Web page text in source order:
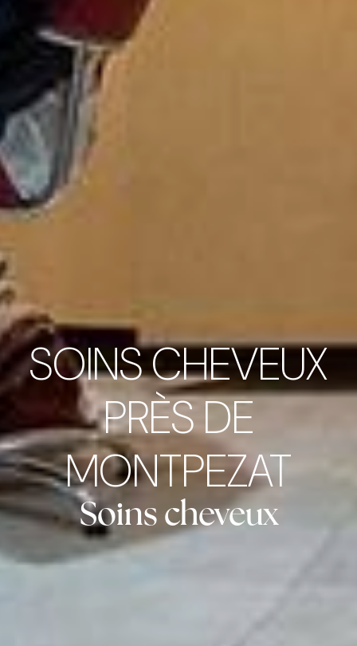
SOINS CHEVEUX
PRÈS DE
MONTPEZAT
Soins cheveux